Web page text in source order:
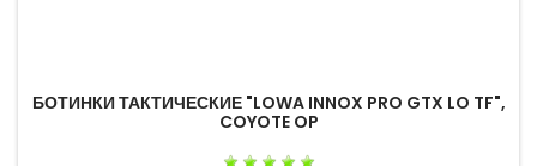
БОТИНКИ ТАКТИЧЕСКИЕ "LOWA INNOX PRO GTX LO TF",
COYOTE OP